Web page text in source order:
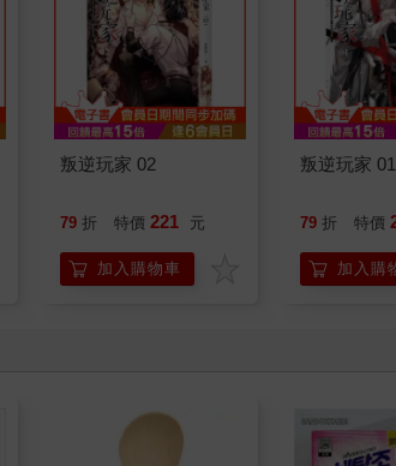
叛逆玩家 02
79 折 特價 221 元
加入購物車
叛逆玩家 01
79 折 特價
加入購